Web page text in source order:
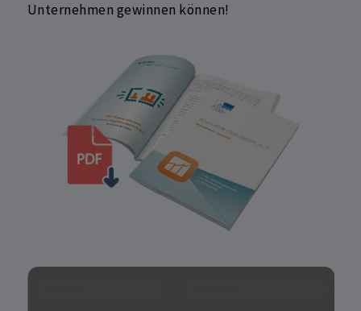
Unternehmen gewinnen können!